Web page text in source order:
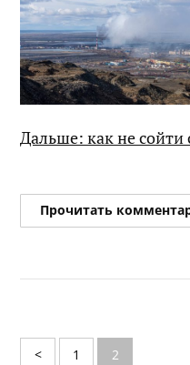
Дальше: как не
Прочитать
< 1 2